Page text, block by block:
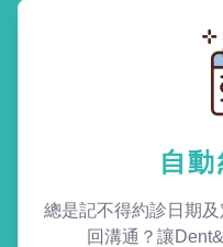
自
總是記不得約診日期
回溝通？讓